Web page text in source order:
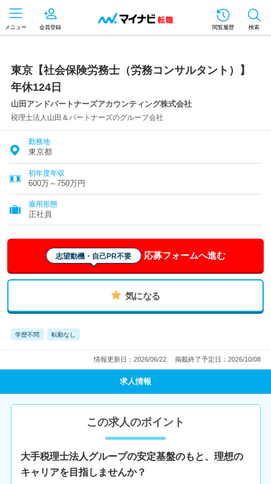
メニュー 会員登録 閲覧履歴 検索
東京【社会保険労務士（労務コンサルタント）】
年休124日
山田アンドパートナーズアカウンティング株式会社
税理士法人山田＆パートナーズのグループ会社
勤務地
東京都
初年度年収
600万～750万円
雇用形態
正社員
志望動機・自己PR不要 応募フォームへ進む
気になる
学歴不問 転勤なし
情報更新日：2026/06/22 掲載終了予定日：2026/10/08
求人情報
この求人のポイント
大手税理士法人グループの安定基盤のもと、理想の
キャリアを目指しませんか？